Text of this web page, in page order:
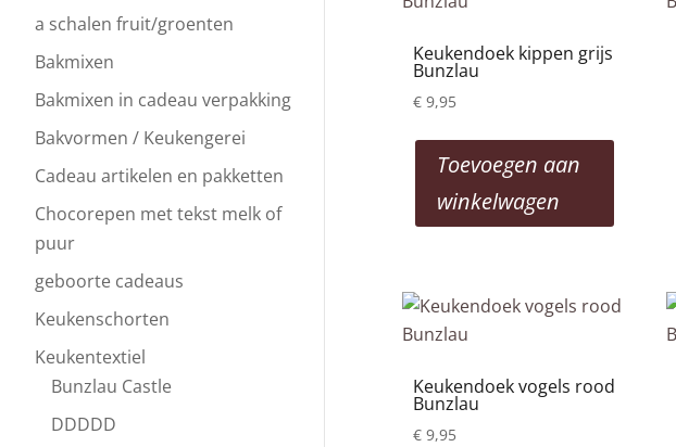
a schalen fruit/groenten
Bakmixen
Bakmixen in cadeau verpakking
Bakvormen / Keukengerei
Cadeau artikelen en pakketten
Chocorepen met tekst melk of
puur
geboorte cadeaus
Keukenschorten
Keukentextiel
Bunzlau Castle
DDDDD
Keukendoek kippen grijs
Bunzlau
€9,95
Toevoegen aan
winkelwagen
Keukendoek vogels rood
Bunzlau
€9,95